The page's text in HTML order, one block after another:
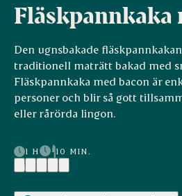
Fläskpannkaka
Den ugnsbakade
traditionell maträtt bakad med
Fläskpannkaka med bacon är
personer och blir så gott
eller rårörda lingon.
1 H
10 MIN.
(16)